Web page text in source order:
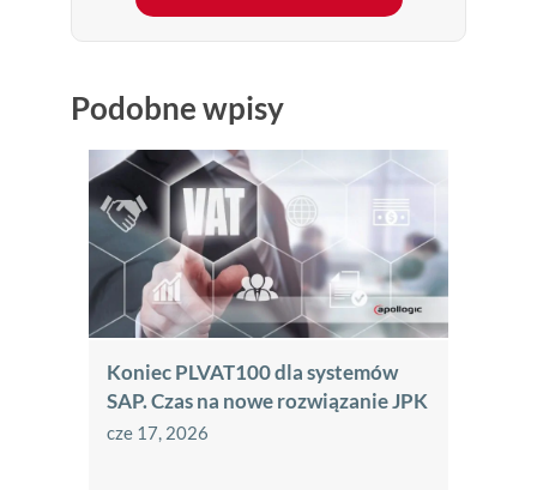
Podobne wpisy
Koniec PLVAT100 dla systemów
SAP. Czas na nowe rozwiązanie JPK
cze 17, 2026